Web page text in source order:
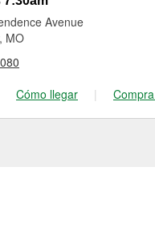
Avenue
MO
Cómo llegar |